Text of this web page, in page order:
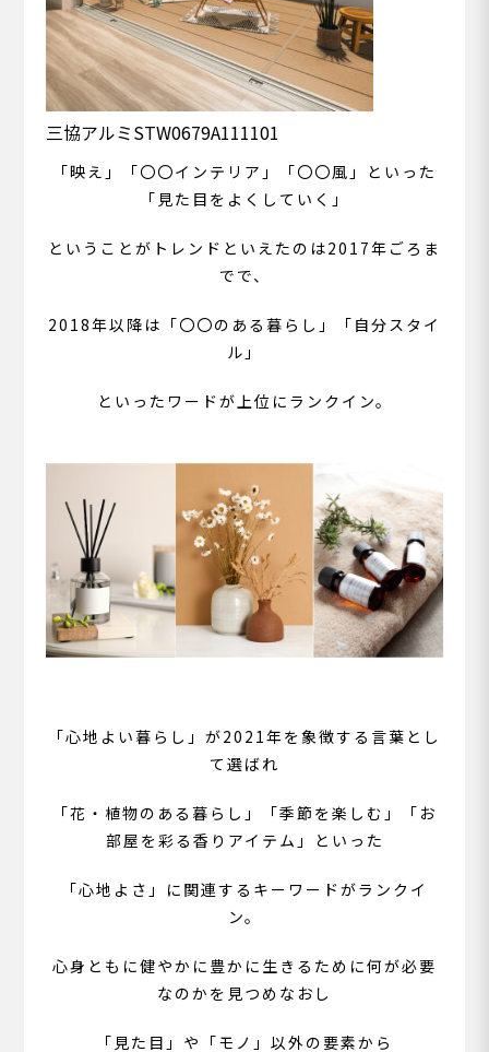
三協アルミSTW0679A111101
「映え」「〇〇インテリア」「〇〇風」といった
「見た目をよくしていく」
ということがトレンドといえたのは2017年ごろま
でで、
2018年以降は「〇〇のある暮らし」「自分スタイ
ル」
といったワードが上位にランクイン。
「心地よい暮らし」が2021年を象徴する言葉とし
て選ばれ
「花・植物のある暮らし」「季節を楽しむ」「お
部屋を彩る香りアイテム」といった
「心地よさ」に関連するキーワードがランクイ
ン。
心身ともに健やかに豊かに生きるために何が必要
なのかを見つめなおし
「見た目」や「モノ」以外の要素から